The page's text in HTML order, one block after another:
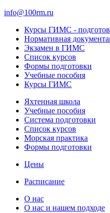
info@100rm.ru
Курсы ГИМС -
Нормативная
Экзамен в ГИМС
Список курсов
Формы подготовки
Учебные пособия
Курсы ГИМС
Яхтенная школа
Учебные пособия
Cистема подготовки
Список курсов
Морская практика
Формы подготовки
Цены
Расписание
О нас
О нас и нашем подходе